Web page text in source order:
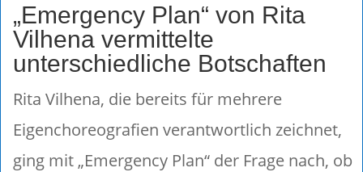
„Emergency Plan“ von Rita
Vilhena vermittelte
unterschiedliche Botschaften
Rita Vilhena, die bereits für mehrere
Eigenchoreografien verantwortlich zeichnet,
ging mit „Emergency Plan“ der Frage nach, ob